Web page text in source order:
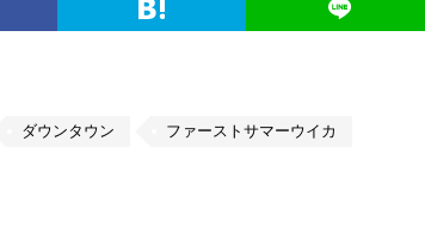
ダウンタウン ファーストサマーウイカ